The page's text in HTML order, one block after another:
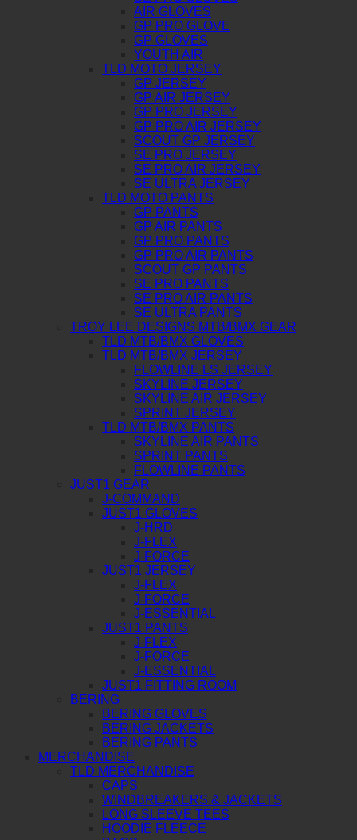
AIR GLOVES
GP PRO GLOVE
GP GLOVES
YOUTH AIR
TLD MOTO JERSEY
GP JERSEY
GP AIR JERSEY
GP PRO JERSEY
GP PRO AIR JERSEY
SCOUT GP JERSEY
SE PRO JERSEY
SE PRO AIR JERSEY
SE ULTRA JERSEY
TLD MOTO PANTS
GP PANTS
GP AIR PANTS
GP PRO PANTS
GP PRO AIR PANTS
SCOUT GP PANTS
SE PRO PANTS
SE PRO AIR PANTS
SE ULTRA PANTS
TROY LEE DESIGNS MTB/BMX GEAR
TLD MTB/BMX GLOVES
TLD MTB/BMX JERSEY
FLOWLINE LS JERSEY
SKYLINE JERSEY
SKYLINE AIR JERSEY
SPRINT JERSEY
TLD MTB/BMX PANTS
SKYLINE AIR PANTS
SPRINT PANTS
FLOWLINE PANTS
JUST1 GEAR
J-COMMAND
JUST1 GLOVES
J-HRD
J-FLEX
J-FORCE
JUST1 JERSEY
J-FLEX
J-FORCE
J-ESSENTIAL
JUST1 PANTS
J-FLEX
J-FORCE
J-ESSENTIAL
JUST1 FITTING ROOM
BERING
BERING GLOVES
BERING JACKETS
BERING PANTS
MERCHANDISE
TLD MERCHANDISE
CAPS
WINDBREAKERS & JACKETS
LONG SLEEVE TEES
HOODIE FLEECE